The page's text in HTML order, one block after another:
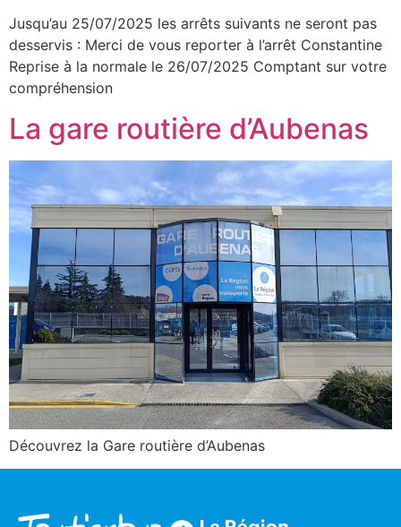
Jusqu’au 25/07/2025 les arrêts suivants ne seront pas
desservis : Merci de vous reporter à l’arrêt Constantine
Reprise à la normale le 26/07/2025 Comptant sur votre
compréhension
La gare routière d’Aubenas
Découvrez la Gare routière d’Aubenas